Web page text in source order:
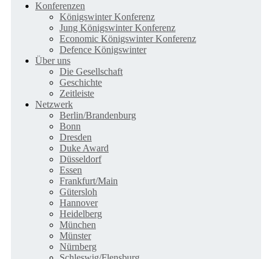
Konferenzen
Königswinter Konferenz
Jung Königswinter Konferenz
Economic Königswinter Konferenz
Defence Königswinter
Über uns
Die Gesellschaft
Geschichte
Zeitleiste
Netzwerk
Berlin/Brandenburg
Bonn
Dresden
Duke Award
Düsseldorf
Essen
Frankfurt/Main
Gütersloh
Hannover
Heidelberg
München
Münster
Nürnberg